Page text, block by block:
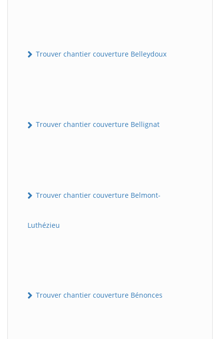
Trouver chantier couverture Belleydoux
Trouver chantier couverture Bellignat
Trouver chantier couverture Belmont-
Luthézieu
Trouver chantier couverture Bénonces